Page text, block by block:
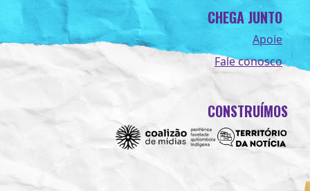
CHEGA JUNTO
Apoie
Fale conosco
CONSTRUÍMOS